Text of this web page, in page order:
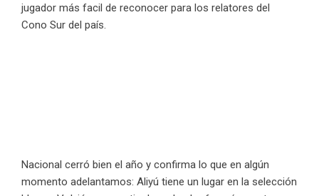
jugador más facil de reconocer para los relatores del
Cono Sur del país.
Nacional cerró bien el año y confirma lo que en algún
momento adelantamos: Aliyú tiene un lugar en la selección